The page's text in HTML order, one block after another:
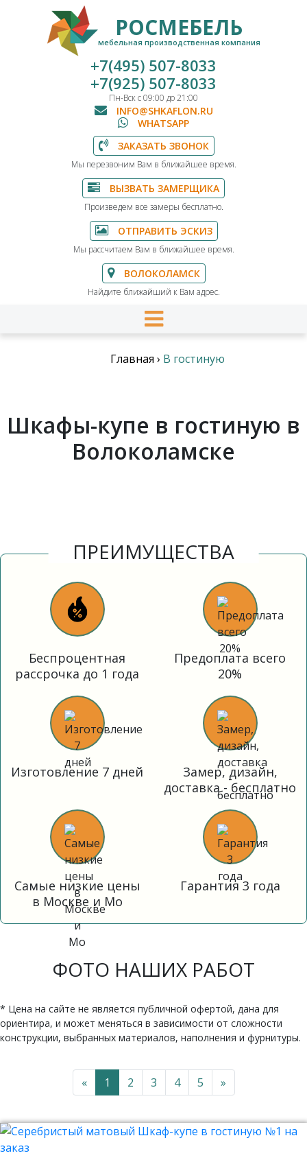
РОСМЕБЕЛЬ
мебельная производственная компания
+7(495) 507-8033
+7(925) 507-8033
Пн-Вск с 09:00 до 21:00
INFO@SHKAFLON.RU
WHATSAPP
ЗАКАЗАТЬ ЗВОНОК
Мы перезвоним Вам в ближайшее время.
ВЫЗВАТЬ ЗАМЕРЩИКА
Произведем все замеры бесплатно.
ОТПРАВИТЬ ЭСКИЗ
Мы рассчитаем Вам в ближайшее время.
ВОЛОКОЛАМСК
Найдите ближайший к Вам адрес.
Главная › В гостиную
Шкафы-купе в гостиную в
Волоколамске
ПРЕИМУЩЕСТВА
Беспроцентная
рассрочка до 1 года
Предоплата всего
20%
Изготовление 7 дней
Замер, дизайн,
доставка - бесплатно
Самые низкие цены
в Москве и Мо
Гарантия 3 года
ФОТО НАШИХ РАБОТ
* Цена на сайте не является публичной офертой, дана для
ориентира, и может меняться в зависимости от сложности
конструкции, выбранных материалов, наполнения и фурнитуры.
« 1 2 3 4 5 »